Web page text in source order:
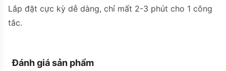
Lắp đặt cực kỳ dễ dàng, chỉ mất 2-3 phút cho 1 công
tắc.
Đánh giá sản phẩm